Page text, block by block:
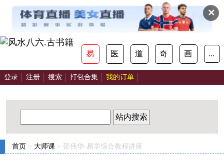
✕
易 医 道 奇 画 ...
登录 注册 搜索 打包合集 我的订单
站内搜索
首页 > 大师课 > 邵伟华-易学综合教程讲座